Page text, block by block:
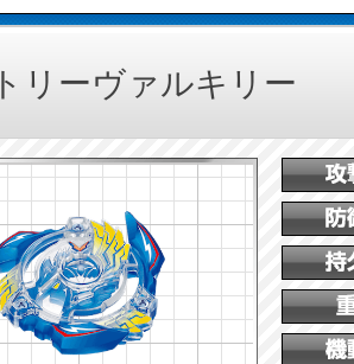
リーヴァルキリー